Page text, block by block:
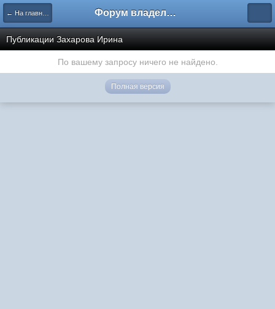
← На главную Форум владельцев интернет-магазинов
Публикации Захарова Ирина
По вашему запросу ничего не найдено.
Полная версия